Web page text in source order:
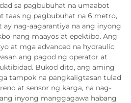
sa pagbubuhat na umaabot
taas ng pagbubuhat na 6 metro,
nag-aagarantiya na ang inyong
nang maayos at epektibo. Ang
at mga advanced na hydraulic
ang pagod ng operator at
Bukod dito, ang aming
tampok na pangkaligtasan tulad
at sensor ng karga, na nag-
inyong manggagawa habang